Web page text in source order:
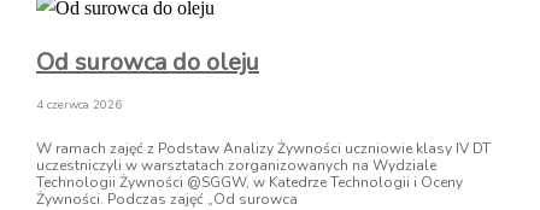
Od surowca do oleju
4 czerwca 2026
W ramach zajęć z Podstaw Analizy Żywności uczniowie klasy IV DT
uczestniczyli w warsztatach zorganizowanych na Wydziale
Technologii Żywności @SGGW, w Katedrze Technologii i Oceny
Żywności. Podczas zajęć „Od surowca